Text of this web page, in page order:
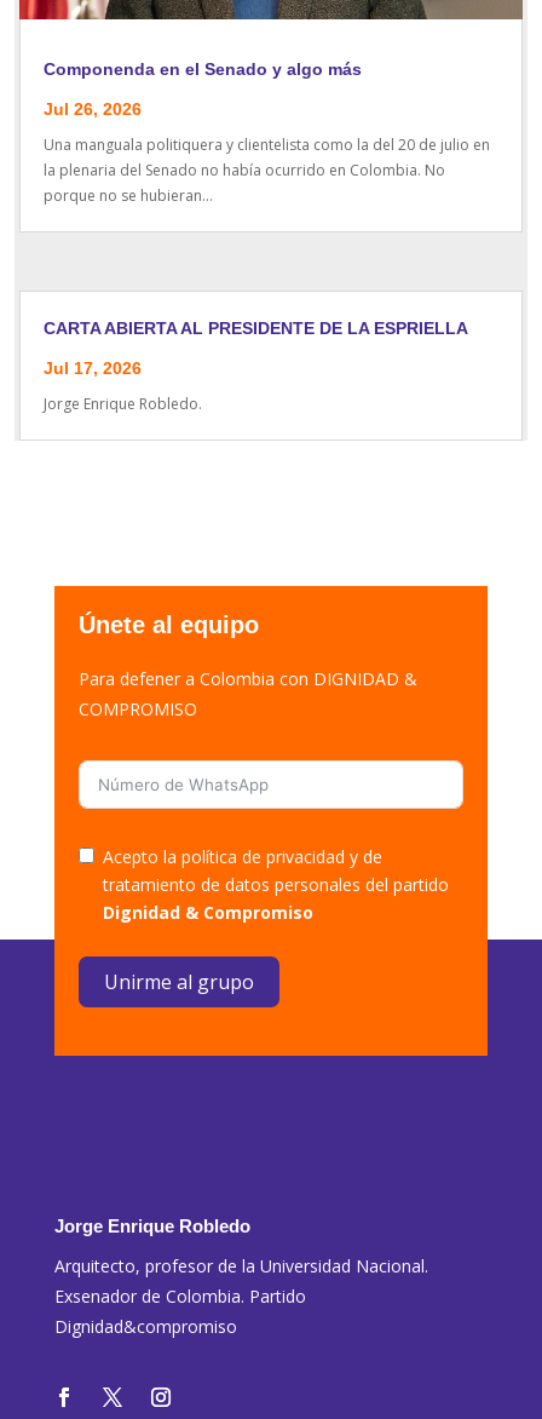
Componenda en el Senado y algo más
Jul 26, 2026
Una manguala politiquera y clientelista como la del 20 de julio en
la plenaria del Senado no había ocurrido en Colombia. No
porque no se hubieran...
CARTA ABIERTA AL PRESIDENTE DE LA ESPRIELLA
Jul 17, 2026
Jorge Enrique Robledo.
Únete al equipo
Para defener a Colombia con DIGNIDAD &
COMPROMISO
Acepto la política de privacidad y de
tratamiento de datos personales del partido
Dignidad & Compromiso
Unirme al grupo
Jorge Enrique Robledo
Arquitecto, profesor de la Universidad Nacional.
Exsenador de Colombia. Partido
Dignidad&compromiso